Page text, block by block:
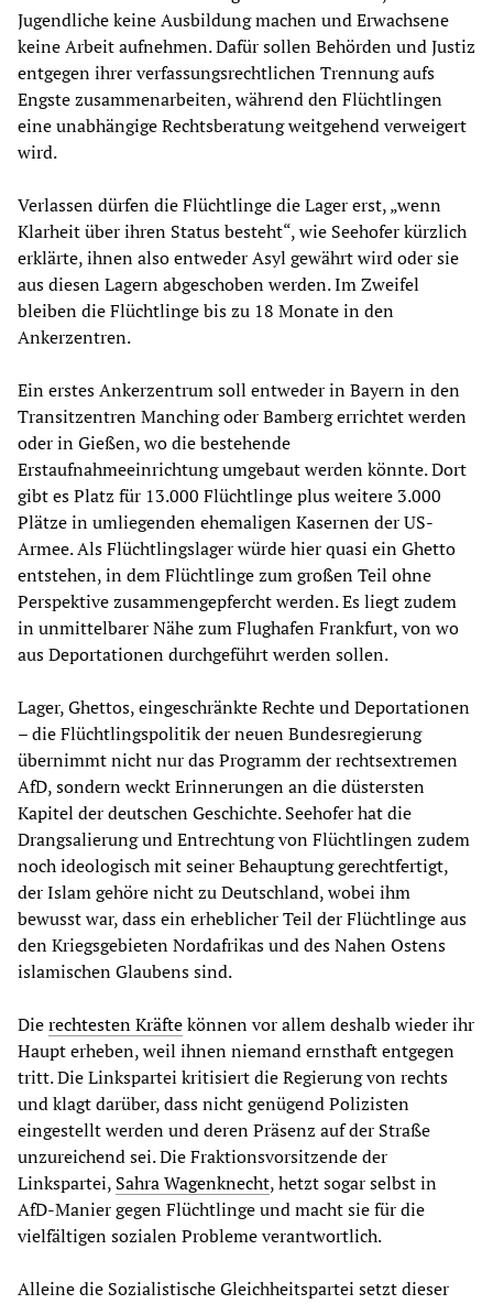
Jugendliche keine Ausbildung machen und Erwachsene
keine Arbeit aufnehmen. Dafür sollen Behörden und Justiz
entgegen ihrer verfassungsrechtlichen Trennung aufs
Engste zusammenarbeiten, während den Flüchtlingen
eine unabhängige Rechtsberatung weitgehend verweigert
wird.
Verlassen dürfen die Flüchtlinge die Lager erst, „wenn
Klarheit über ihren Status besteht“, wie Seehofer kürzlich
erklärte, ihnen also entweder Asyl gewährt wird oder sie
aus diesen Lagern abgeschoben werden. Im Zweifel
bleiben die Flüchtlinge bis zu 18 Monate in den
Ankerzentren.
Ein erstes Ankerzentrum soll entweder in Bayern in den
Transitzentren Manching oder Bamberg errichtet werden
oder in Gießen, wo die bestehende
Erstaufnahmeeinrichtung umgebaut werden könnte. Dort
gibt es Platz für 13.000 Flüchtlinge plus weitere 3.000
Plätze in umliegenden ehemaligen Kasernen der US-
Armee. Als Flüchtlingslager würde hier quasi ein Ghetto
entstehen, in dem Flüchtlinge zum großen Teil ohne
Perspektive zusammengepfercht werden. Es liegt zudem
in unmittelbarer Nähe zum Flughafen Frankfurt, von wo
aus Deportationen durchgeführt werden sollen.
Lager, Ghettos, eingeschränkte Rechte und Deportationen
– die Flüchtlingspolitik der neuen Bundesregierung
übernimmt nicht nur das Programm der rechtsextremen
AfD, sondern weckt Erinnerungen an die düstersten
Kapitel der deutschen Geschichte. Seehofer hat die
Drangsalierung und Entrechtung von Flüchtlingen zudem
noch ideologisch mit seiner Behauptung gerechtfertigt,
der Islam gehöre nicht zu Deutschland, wobei ihm
bewusst war, dass ein erheblicher Teil der Flüchtlinge aus
den Kriegsgebieten Nordafrikas und des Nahen Ostens
islamischen Glaubens sind.
Dierechtesten Kräftekönnen vor allem deshalb wieder ihr
Haupt erheben, weil ihnen niemand ernsthaft entgegen
tritt. Die Linkspartei kritisiert die Regierung von rechts
und klagt darüber, dass nicht genügend Polizisten
eingestellt werden und deren Präsenz auf der Straße
unzureichend sei. Die Fraktionsvorsitzende der
Linkspartei, Sahra Wagenknecht, hetzt sogar selbst in
AfD-Manier gegen Flüchtlinge und macht sie für die
vielfältigen sozialen Probleme verantwortlich.
Alleine die Sozialistische Gleichheitspartei setzt dieser